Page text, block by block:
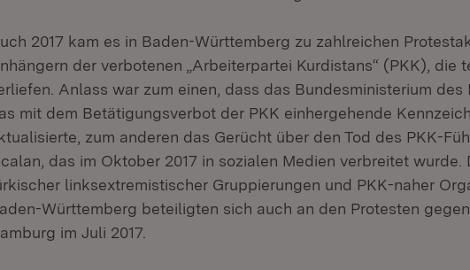
2017 kam es in Baden-Württemberg zu zahlreichen
der verbotenen „Arbeiterpartei Kurdistans“ (PKK), die
Anlass war zum einen, dass das Bundesministerium des
mit dem Betätigungsverbot der PKK einhergehende
zum anderen das Gerücht über den Tod des PKK-
das im Oktober 2017 in sozialen Medien verbreitet wurde.
linksextremistischer Gruppierungen und PKK-naher
Württemberg beteiligten sich auch an den Protesten
im Juli 2017.